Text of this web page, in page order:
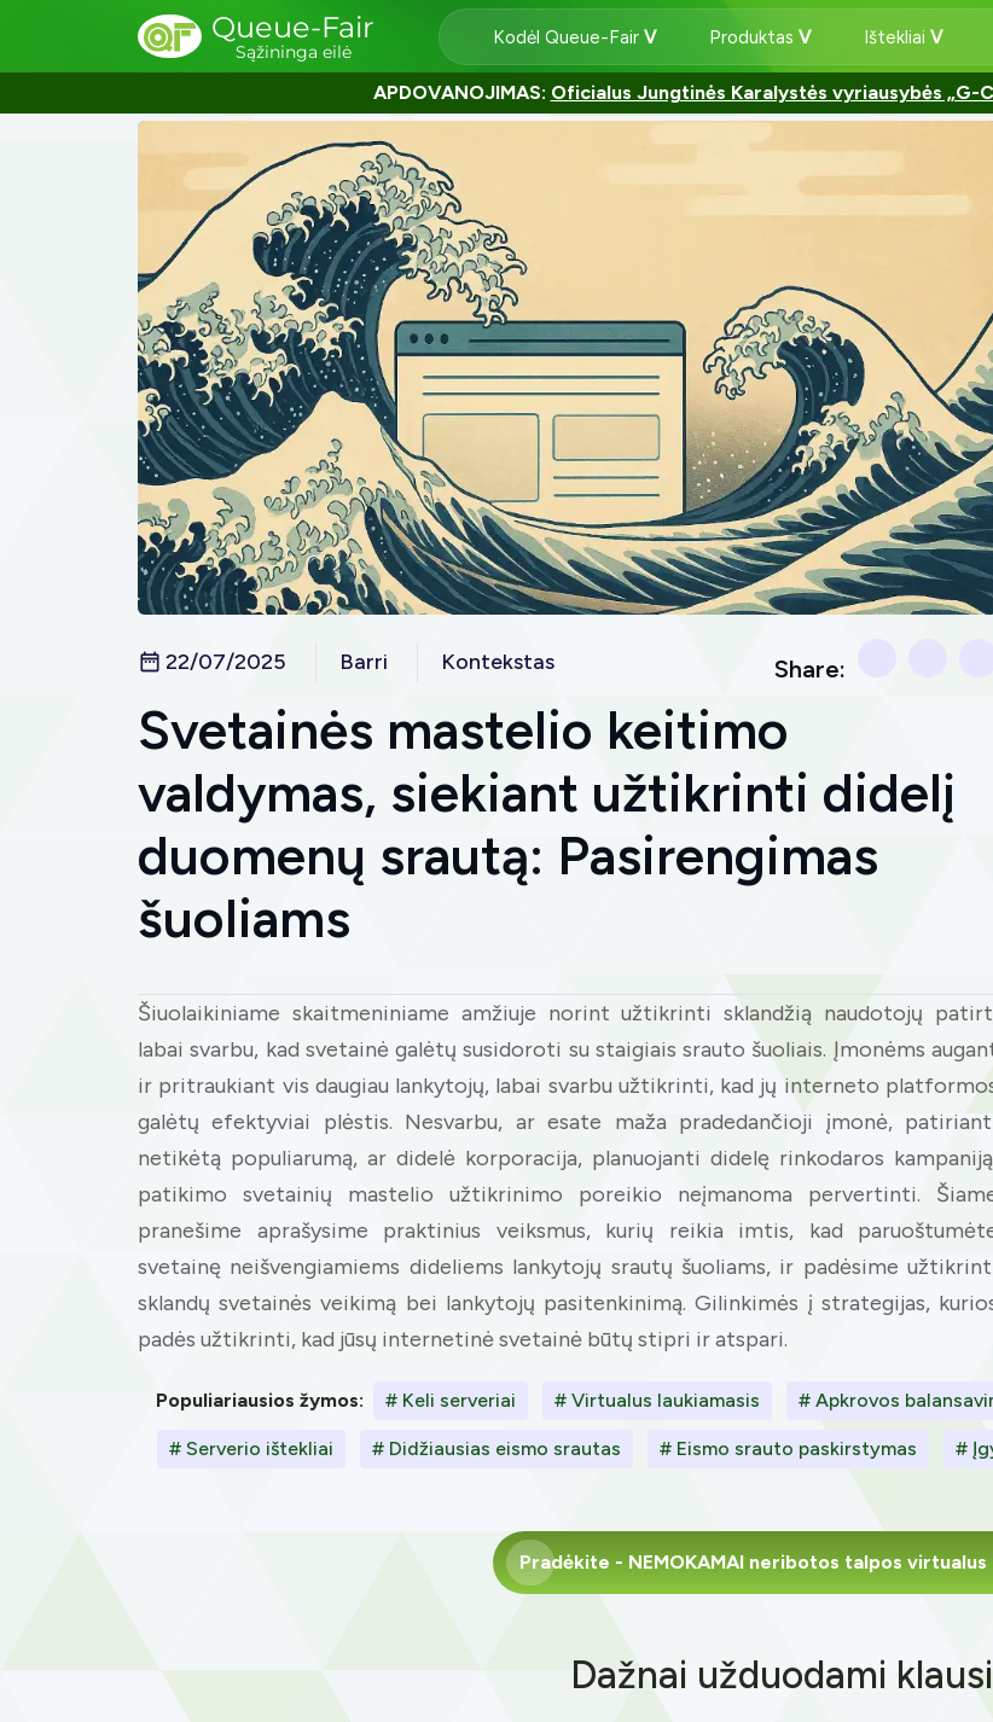
Queue-Fair
Sąžininga eilė
Kodėl Queue-Fair Produktas Ištekliai
APDOVANOJIMAS: Oficialus Jungtinės Karalystės vyriausybės „G-
22/07/2025 Barri Kontekstas Share:
Svetainės mastelio keitimo
valdymas, siekiant užtikrinti didelį
duomenų srautą: Pasirengimas
šuoliams
Šiuolaikiniame skaitmeniniame amžiuje norint užtikrinti sklandžią naudotojų
labai svarbu, kad svetainė galėtų susidoroti su staigiais srauto šuoliais. Įmonėms
ir pritraukiant vis daugiau lankytojų, labai svarbu užtikrinti, kad jų interneto
galėtų efektyviai plėstis. Nesvarbu, ar esate maža pradedančioji įmonė,
netikėtą populiarumą, ar didelė korporacija, planuojanti didelę rinkodaros
patikimo svetainių mastelio užtikrinimo poreikio neįmanoma pervertinti.
pranešime aprašysime praktinius veiksmus, kurių reikia imtis, kad
svetainę neišvengiamiems dideliems lankytojų srautų šuoliams, ir padėsime
sklandų svetainės veikimą bei lankytojų pasitenkinimą. Gilinkimės į strategijas,
padės užtikrinti, kad jūsų internetinė svetainė būtų stipri ir atspari.
Populiariausios žymos: # Keli serveriai # Virtualus laukiamasis # Apkrovos
# Serverio ištekliai # Didžiausias eismo srautas # Eismo srauto paskirstymas #
Pradėkite - NEMOKAMAI neribotos talpos virtualus
Dažnai užduodami